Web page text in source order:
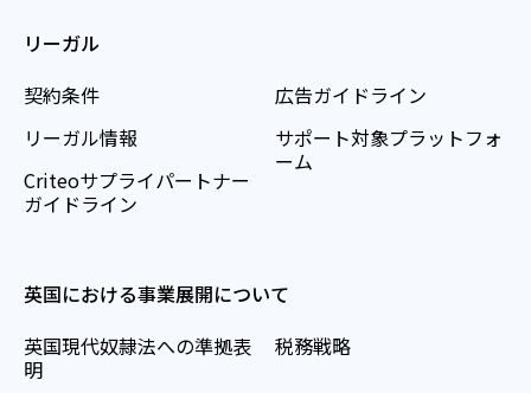
リーガル
契約条件
リーガル情報
Criteoサプライパートナー
ガイドライン
広告ガイドライン
サポート対象プラットフォ
ーム
英国における事業展開について
英国現代奴隷法への準拠表
明
税務戦略